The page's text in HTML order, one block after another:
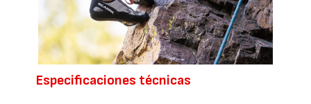
Especificaciones técnicas